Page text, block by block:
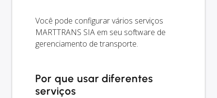
Você pode configurar vários serviços
MARTTRANS SIA em seu software de
gerenciamento de transporte.
Por que usar diferentes
serviços